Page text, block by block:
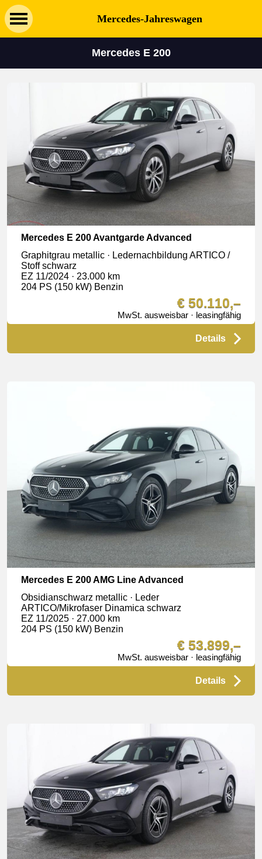
Mercedes-Jahreswagen
Mercedes E 200
Mercedes E 200 Avantgarde Advanced
Graphitgrau metallic · Ledernachbildung ARTICO /
Stoff schwarz
EZ 11/2024 · 23.000 km
204 PS (150 kW) Benzin
€ 50.110,–
MwSt. ausweisbar · leasingfähig
Details
Mercedes E 200 AMG Line Advanced
Obsidianschwarz metallic · Leder
ARTICO/Mikrofaser Dinamica schwarz
EZ 11/2025 · 27.000 km
204 PS (150 kW) Benzin
€ 53.899,–
MwSt. ausweisbar · leasingfähig
Details